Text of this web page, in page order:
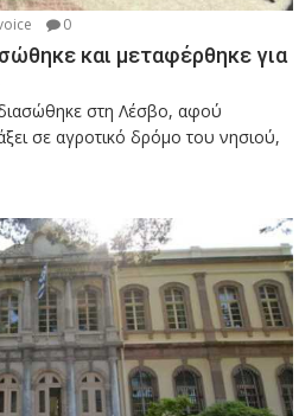
0
και μεταφέρθηκε για
στη Λέσβο, αφού
σε αγροτικό δρόμο του νησιού,